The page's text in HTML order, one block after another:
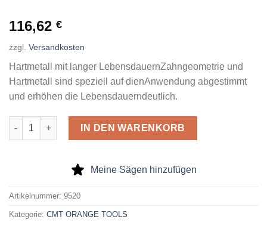
116,62 €
zzgl. Versandkosten
Hartmetall mit langer LebensdauernZahngeometrie und
Hartmetall sind speziell auf dienAnwendung abgestimmt
und erhöhen die Lebensdauerndeutlich.
Hartmetallbestückte Lochsäge 133X52/63 Menge
IN DEN WARENKORB
Meine Sägen hinzufügen
Artikelnummer: 9520
Kategorie: CMT ORANGE TOOLS